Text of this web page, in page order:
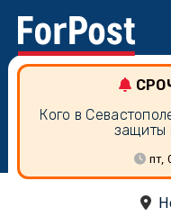
Кого в
защиты
пт,